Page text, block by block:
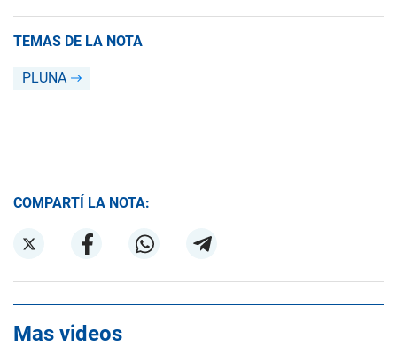
TEMAS DE LA NOTA
PLUNA
COMPARTÍ LA NOTA:
Mas videos